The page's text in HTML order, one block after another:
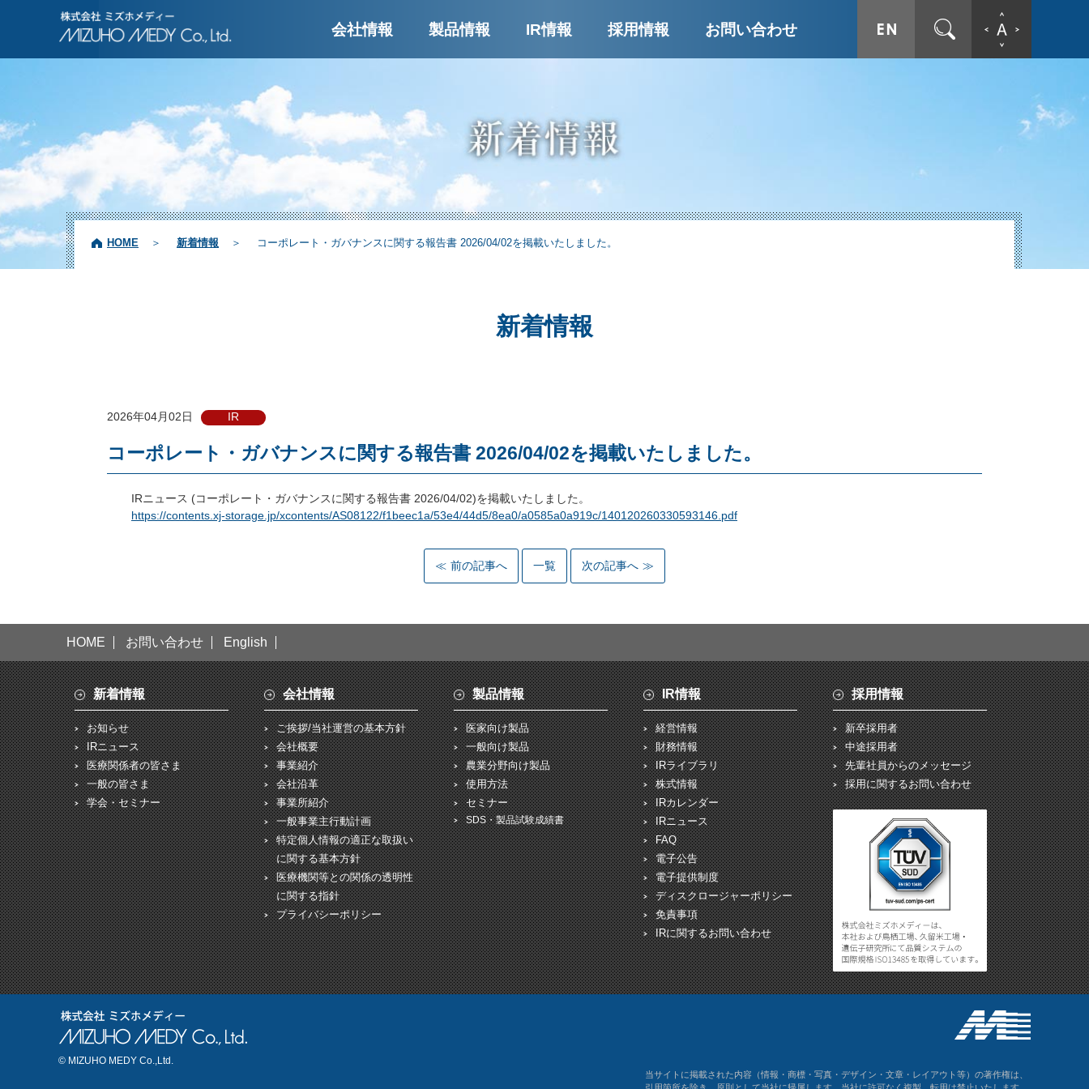
会社情報 製品情報 IR情報 採用情報 お問い合わせ
サイト内検索
HOME 新着情報 コーポレート・ガバナンスに関する報告書 2026/04/02を掲載いたしました。
新着情報
2026年04月02日 IR
コーポレート・ガバナンスに関する報告書 2026/04/02を掲載いたしました。
IRニュース (コーポレート・ガバナンスに関する報告書 2026/04/02)を掲載いたしました。
https://contents.xj-storage.jp/xcontents/AS08122/f1beec1a/53e4/44d5/8ea0/a0585a0a919c/140120260330593146.pdf
前の記事へ 一覧 次の記事へ
HOME お問い合わせ English
新着情報
お知らせ
IRニュース
医療関係者の皆さま
一般の皆さま
学会・セミナー
会社情報
ご挨拶/当社運営の基本方針
会社概要
事業紹介
会社沿革
事業所紹介
一般事業主行動計画
特定個人情報の適正な取扱い
に関する基本方針
医療機関等との関係の透明性
に関する指針
プライバシーポリシー
製品情報
医家向け製品
一般向け製品
農業分野向け製品
使用方法
セミナー
SDS・製品試験成績書
IR情報
経営情報
財務情報
IRライブラリ
株式情報
IRカレンダー
IRニュース
FAQ
電子公告
電子提供制度
ディスクロージャーポリシー
免責事項
IRに関するお問い合わせ
採用情報
新卒採用者
中途採用者
先輩社員からのメッセージ
採用に関するお問い合わせ
© MIZUHO MEDY Co.,Ltd.
当サイトに掲載された内容（情報・商標・写真・デザイン・文章・レイアウト等）の著作権は、